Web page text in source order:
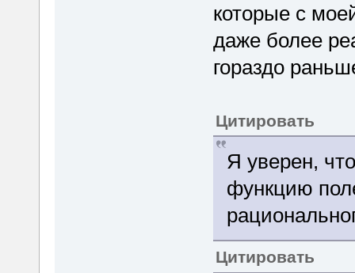
которые с
даже более
гораздо
Цитировать
Я уверен,
функцию
Цитировать